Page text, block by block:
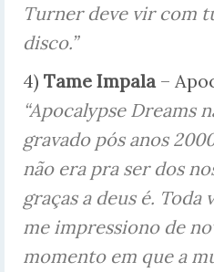
Turner deve vir com
disco.”
4) Tame Impala –
“Apocalypse Dreams
gravado pós anos
não era pra ser dos
graças a deus é. Toda
me impressiono de
momento em que a